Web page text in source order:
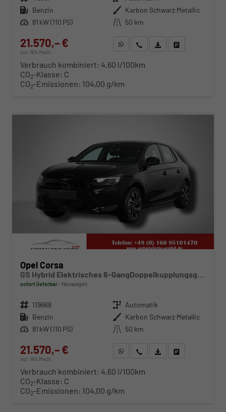
Kraftstoff Benzin Außenfarbe Karbon Schwarz Metallic
Leistung 81 kW (110 PS) Kilometerstand 50 km
21.570,– €
incl. 19% MwSt.
WhatsApp anfragen
Wir rufen Sie anFahrzeugexposé (PDF)
Verbrauch kombiniert: 4,60 l/100km
CO2-Klasse: C
CO2-Emissionen: 104,00 g/km
Opel Corsa
GS Hybrid Elektrisches 6-GangDoppelkupplungsgetriebe (eDCT)
sofort lieferbar Neuwagen
Fahrzeugnr. 119668 Getriebe Automatik
Kraftstoff Benzin Außenfarbe Karbon Schwarz Metallic
Leistung 81 kW (110 PS) Kilometerstand 50 km
21.570,– €
incl. 19% MwSt.
WhatsApp anfragen
Wir rufen Sie anFahrzeugexposé (PDF)
Verbrauch kombiniert: 4,60 l/100km
CO2-Klasse: C
CO2-Emissionen: 104,00 g/km